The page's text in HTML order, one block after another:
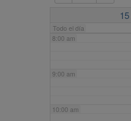
15
Todo el día
7:00 am
8:00 am
9:00 am
10:00 am